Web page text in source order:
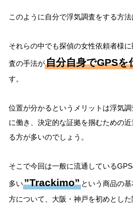
このように自分で浮気調査をする方法
それらの中でも探偵の女性依頼者様
査の手法が自分自身でGPSを
す。
位置が分かるというメリットは浮気
に働き、決定的な証拠を掴むための
る方が多いのでしょう。
そこで今回は一般に流通している
多い”Trackimo”という商品の
方について、大阪・神戸を初めとし